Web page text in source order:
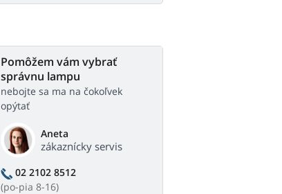
Pomôžem vám vybrať
správnu lampu
nebojte sa ma na čokoľvek
opýtať
Aneta
zákaznícky servis
02 2102 8512
(po-pia 8-16)